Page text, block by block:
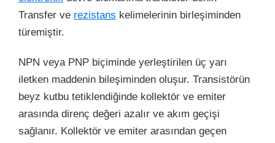
Transfer ve rezistans kelimelerinin birleşiminden
türemiştir.
NPN veya PNP biçiminde yerleştirilen üç yarı
iletken maddenin bileşiminden oluşur. Transistörün
beyz kutbu tetiklendiğinde kollektör ve emiter
arasında direnç değeri azalır ve akım geçişi
sağlanır. Kollektör ve emiter arasından geçen